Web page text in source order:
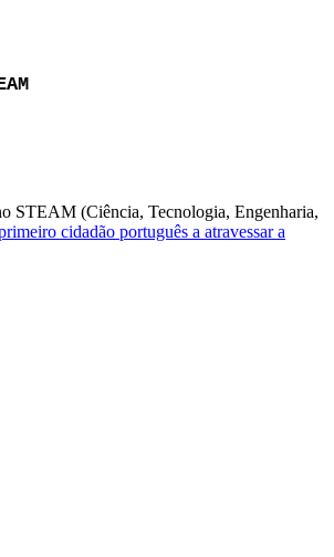
STEAM (Ciência, Tecnologia, Engenharia,
cidadão português a atravessar a